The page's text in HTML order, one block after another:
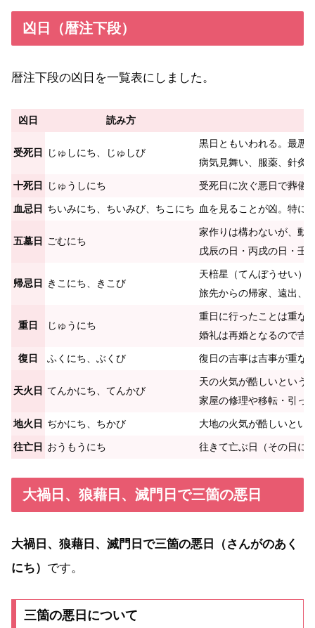
凶日（暦注下段）
暦注下段の凶日を一覧表にしました。
凶日 読み方
受死日 じゅしにち、じゅしび
黒日ともいわれる。最悪
病気見舞い、服薬、針灸
十死日 じゅうしにち 受死日に次ぐ悪日で葬儀
血忌日 ちいみにち、ちいみび、ちこにち 血を見ることが凶。特に
五墓日 ごむにち
家作りは構わないが、動
戊辰の日・丙戌の日・壬
帰忌日 きこにち、きこび
天棓星（てんぼうせい）
旅先からの帰家、遠出、
重日 じゅうにち
重日に行ったことは重な
婚礼は再婚となるので吉
復日 ふくにち、ぶくび 復日の吉事は吉事が重な
天火日 てんかにち、てんかび
天の火気が酷しいという
家屋の修理や移転・引っ
地火日 ぢかにち、ちかび 大地の火気が酷しいとい
往亡日 おうもうにち 往きて亡ぶ日（その日に
大禍日、狼藉日、滅門日で三箇の悪日
大禍日、狼藉日、滅門日で三箇の悪日（さんがのあく
にち） です。
三箇の悪日について